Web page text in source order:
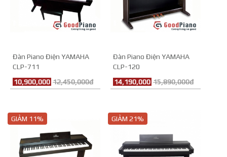
Đàn Piano Điện YAMAHA
CLP-711
10,900,000 12,450,000đ
Đàn Piano Điện YAMAHA
CLP-120
14,190,000 15,890,000đ
GIẢM 11% GIẢM 21%